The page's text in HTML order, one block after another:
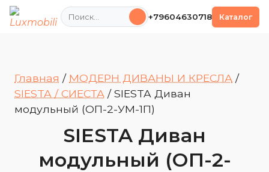
Поиск +79604630718 Каталог
Главная / МОДЕРН ДИВАНЫ И КРЕСЛА /
SIESTA / СИЕСТА /SIESTA Диван
модульный (ОП-2-УМ-1П)
SIESTA Диван
модульный (ОП-2-